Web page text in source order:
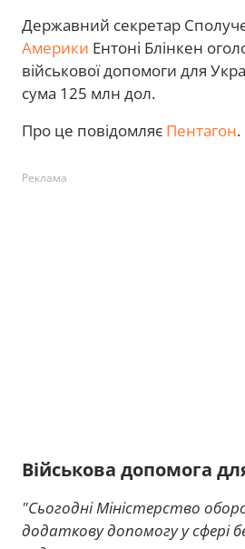
Державний секретар
Америки Ентоні Блінкен
військової допомоги для
сума 125 млн дол.
Про це повідомляє Пентагон.
Реклама
Військова допомога
"Сьогодні Міністерство
додаткову допомогу у сфері